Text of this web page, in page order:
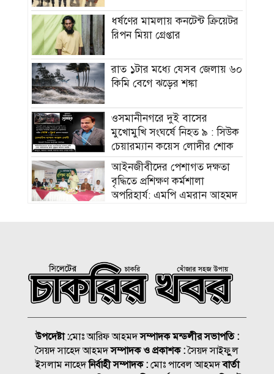
ধর্ষণের মামলায় কনটেন্ট ক্রিয়েটর
রিপন মিয়া গ্রেপ্তার
রাত ১টার মধ্যে যেসব জেলায় ৬০
কিমি বেগে ঝড়ের শঙ্কা
ওসমানীনগরে দুই বাসের
মুখোমুখি সংঘর্ষে নিহত ৯ : সিউক
চেয়ারম্যান কয়েস লোদীর শোক
‎আইনজীবীদের পেশাগত দক্ষতা
বৃদ্ধিতে প্রশিক্ষণ কর্মশালা
অপরিহার্য: এমপি এমরান আহমদ
হামের উপসর্গে আরও ৩ শিশুর
মৃত্যু
২০০ টাকার নিচে নেই মাছ ও
মুরগি
উপদেষ্টা :মোঃ আরিফ আহমদসম্পাদক মন্ডলীর সভাপতি :
সৈয়দ সাহেদ আহমদসম্পাদক ও প্রকাশক :সৈয়দ সাইফুুল
ইসলাম নাহেদনির্বাহী সম্পাদক :মোঃ পাবেল আহমদবার্তা